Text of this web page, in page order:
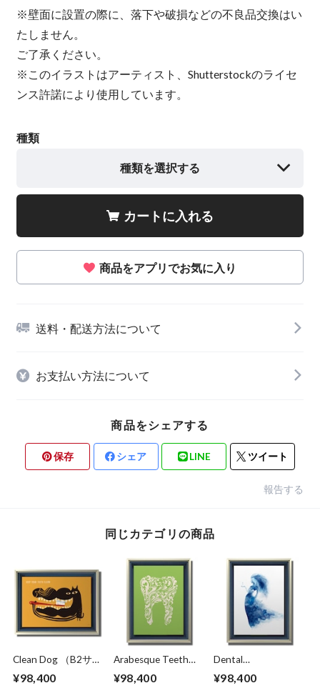
※壁面に設置の際に、落下や破損などの不良品交換はい
たしません。
ご了承ください。
※このイラストはアーティスト、Shutterstockのライセ
ンス許諾により使用しています。
種類
種類を選択する
カートに入れる
商品をアプリでお気に入り
送料・配送方法について
お支払い方法について
商品をシェアする
保存 シェア LINE ツイート
報告する
同じカテゴリの商品
Clean Dog （B2サイ
¥98,400
Arabesque Teeth
体額入り
¥98,400
Dental
ズ）・立体額入り
¥98,400